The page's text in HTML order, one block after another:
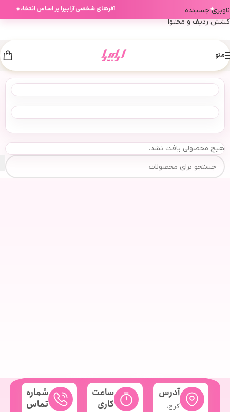
✦ آفرهای شخصی آرابیرا بر اساس انتخاب‌های
✦
ناوبری چسبنده
کشش ردیف و محتوا
منو
هیچ محصولی یافت نشد.
آدرس
کرج،
ساعت
کاری
شماره
تماس